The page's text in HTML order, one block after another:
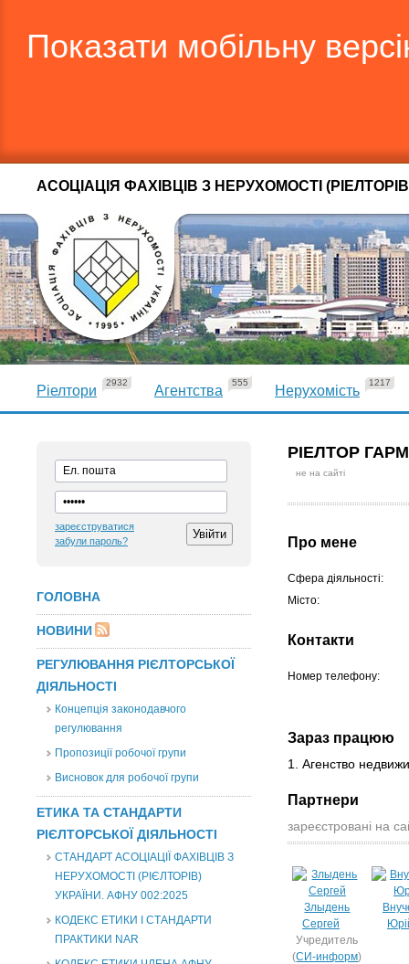
Показати мобільну
АСОЦІАЦІЯ ФАХІВЦІВ З НЕРУХОМОСТІ
Ріелтори
2932
Агентства
555
Нерухомість
1217
зареєструватися
забули пароль?
ГОЛОВНА
НОВИНИ
РЕГУЛЮВАННЯ РІЄЛТОРСЬКОЇ
ДІЯЛЬНОСТІ
Концепція законодавчого
регулювання
Пропозиції робочої групи
Висновок для робочої групи
ЕТИКА ТА СТАНДАРТИ
РІЄЛТОРСЬКОЇ ДІЯЛЬНОСТІ
СТАНДАРТ АСОЦІАЦІЇ ФАХІВЦІВ З
НЕРУХОМОСТІ (РІЄЛТОРІВ)
УКРАЇНИ. АФНУ 002:2025
КОДЕКС ЕТИКИ І СТАНДАРТИ
ПРАКТИКИ NAR
РІЕЛТОР
не на сайті
Про мене
Сфера діяльності:
Місто:
Контакти
Номер телефону:
Зараз працюю
1. Агенство
Партнери
зареєстровані на
Злыдень
Сергей
Учредитель
(СИ-информ)